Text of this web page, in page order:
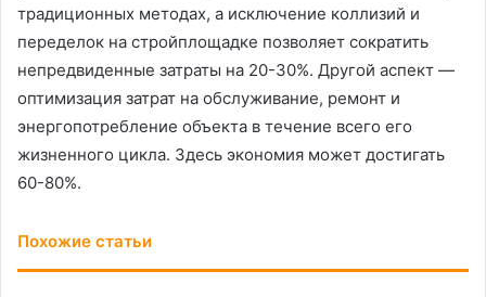
традиционных методах, а исключение коллизий и
переделок на стройплощадке позволяет сократить
непредвиденные затраты на 20-30%. Другой аспект —
оптимизация затрат на обслуживание, ремонт и
энергопотребление объекта в течение всего его
жизненного цикла. Здесь экономия может достигать
60-80%.
Похожие статьи